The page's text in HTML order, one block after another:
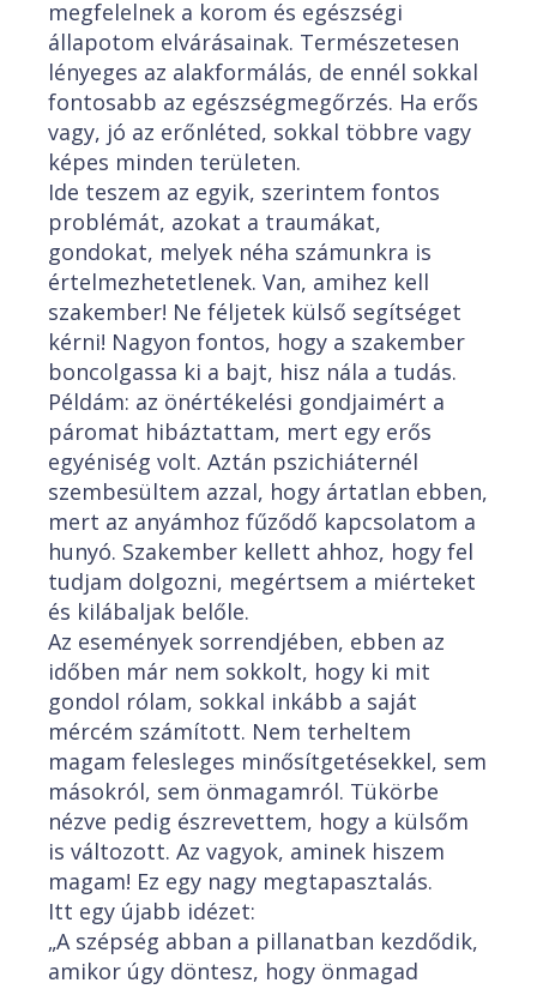
megfelelnek a korom és egészségi
állapotom elvárásainak. Természetesen
lényeges az alakformálás, de ennél sokkal
fontosabb az egészségmegőrzés. Ha erős
vagy, jó az erőnléted, sokkal többre vagy
képes minden területen.
Ide teszem az egyik, szerintem fontos
problémát, azokat a traumákat,
gondokat, melyek néha számunkra is
értelmezhetetlenek. Van, amihez kell
szakember! Ne féljetek külső segítséget
kérni! Nagyon fontos, hogy a szakember
boncolgassa ki a bajt, hisz nála a tudás.
Példám: az önértékelési gondjaimért a
páromat hibáztattam, mert egy erős
egyéniség volt. Aztán pszichiáternél
szembesültem azzal, hogy ártatlan ebben,
mert az anyámhoz fűződő kapcsolatom a
hunyó. Szakember kellett ahhoz, hogy fel
tudjam dolgozni, megértsem a miérteket
és kilábaljak belőle.
Az események sorrendjében, ebben az
időben már nem sokkolt, hogy ki mit
gondol rólam, sokkal inkább a saját
mércém számított. Nem terheltem
magam felesleges minősítgetésekkel, sem
másokról, sem önmagamról. Tükörbe
nézve pedig észrevettem, hogy a külsőm
is változott. Az vagyok, aminek hiszem
magam! Ez egy nagy megtapasztalás.
Itt egy újabb idézet:
„A szépség abban a pillanatban kezdődik,
amikor úgy döntesz, hogy önmagad